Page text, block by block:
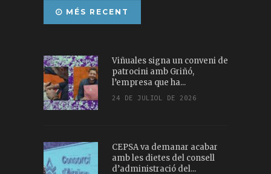
MÉS RECENT
Viñuales signa un conveni de
patrocini amb Griñó,
l’empresa que ha...
24 DE JULIOL DE 2026
CEPSA va demanar acabar
amb les dietes del consell
d’administració del...